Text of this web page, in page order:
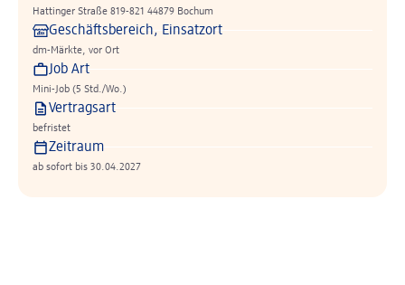
Hattinger Straße 819-821 44879 Bochum
Geschäftsbereich, Einsatzort
dm-Märkte, vor Ort
Job Art
Mini-Job (5 Std./Wo.)
Vertragsart
befristet
Zeitraum
ab sofort bis 30.04.2027